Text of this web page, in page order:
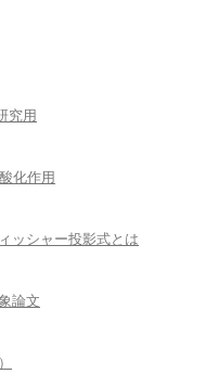
究用
化作用
ッシャー投影式とは
論文